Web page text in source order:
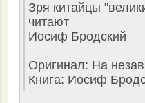
Зря китайцы
читают
Иосиф Бродский
Оригинал: На
Книга: Иосиф